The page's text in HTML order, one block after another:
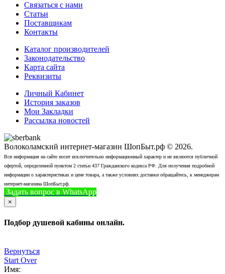
Связаться с нами
Статьи
Поставщикам
Контакты
Каталог производителей
Законодательство
Карта сайта
Реквизиты
Личный Кабинет
История заказов
Мои Закладки
Рассылка новостей
Волоколамский интернет-магазин ШопБыт.рф © 2026.
Вся информация на сайте носит исключительно информационный характер и не являются публичной
офертой, определенной пунктом 2 статьи 437 Гражданского кодекса РФ. Для получения подробной
информации о характеристиках и цене товара, а также условиях доставки обращайтесь, к менеджерам
интернет-магазина ШопБыт.рф.
Задать вопрос в WhatsApp
×
Подбор душевой кабины онлайн.
Вернуться
Start Over
Имя: